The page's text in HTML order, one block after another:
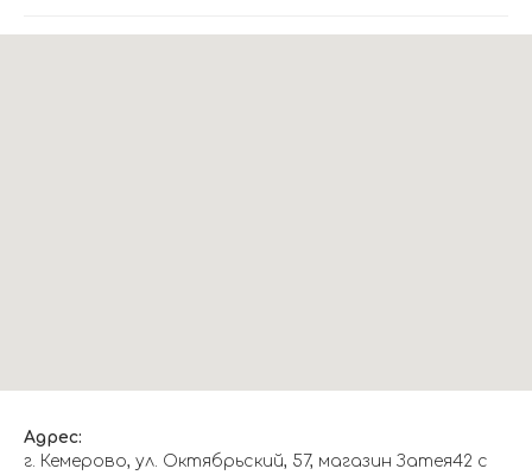
Адрес:
г. Кемерово, ул. Октябрьский, 57, магазин Затея42 с